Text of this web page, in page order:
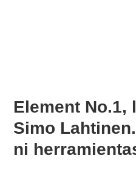
Element No.1,
Simo
ni